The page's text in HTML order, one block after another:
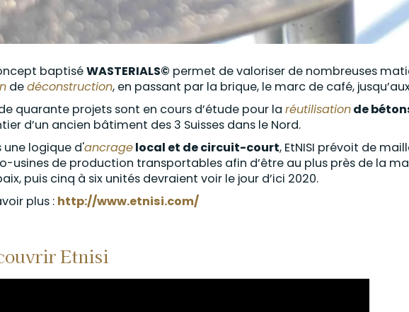
baptiséWASTERIALS© permet de valoriser de nombreuses
dedéconstruction, en passant par la brique, le marc de café,
quarante projets sont en cours d’étude pour la réutilisationde
d’un ancien bâtiment des 3 Suisses dans le Nord.
une logique d'ancragelocal et de circuit-court, EtNISI prévoit de
usines de production transportables afin d’être au plus près de la
puis cinq à six unités devraient voir le jour d’ici 2020.
plus : http://www.etnisi.com/
Etnisi